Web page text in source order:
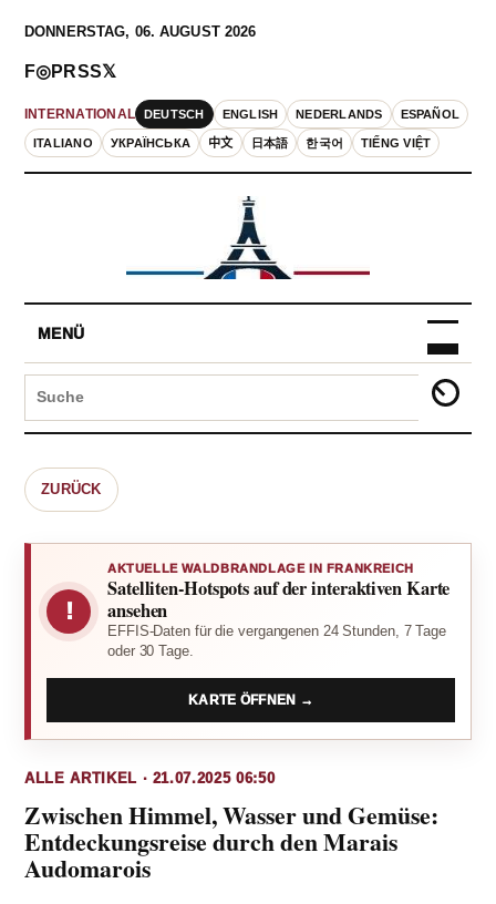
DONNERSTAG, 06. AUGUST 2026
INTERNATIONAL DEUTSCH ENGLISH NEDERLANDS ESPAÑOL
ITALIANO УКРАЇНСЬКА 中文 日本語 한국어 TIẾNG VIỆT
F◎PRSS𝕏
MENÜ
ZURÜCK
!
AKTUELLE WALDBRANDLAGE IN FRANKREICH
Satelliten-Hotspots auf der interaktiven Karte
ansehen
EFFIS-Daten für die vergangenen 24 Stunden, 7 Tage
oder 30 Tage.
KARTE ÖFFNEN →
ALLE ARTIKEL · 21.07.2025 06:50
Zwischen Himmel, Wasser und Gemüse:
Entdeckungsreise durch den Marais
Audomarois